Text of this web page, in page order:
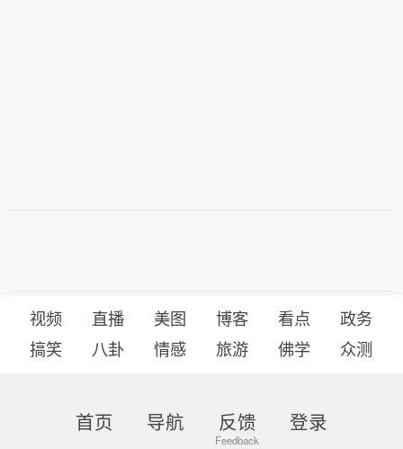
视频 直播 美图 博客 看点
政务
搞笑
八卦 情感 旅游 佛学 众测
首页 导航 反馈 登录